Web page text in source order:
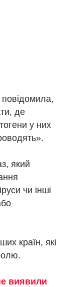
де
у них
який
чи інші
країн, які
виявили